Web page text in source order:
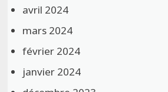
avril 2024
mars 2024
février 2024
janvier 2024